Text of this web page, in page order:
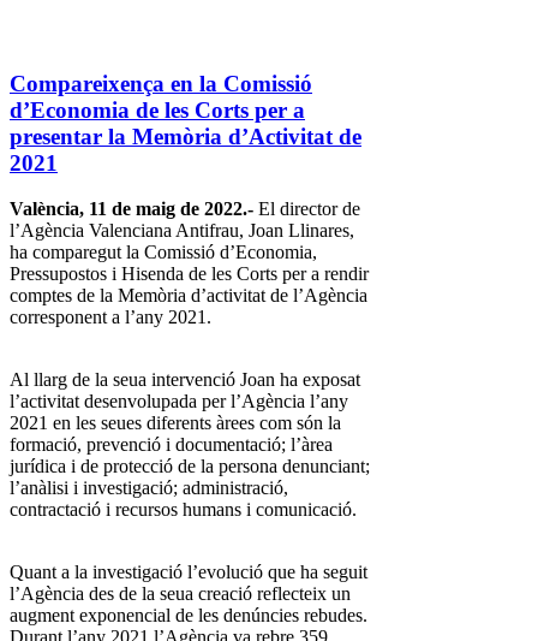
Compareixença en la Comissió
d’Economia de les Corts per a
presentar la Memòria d’Activitat de
2021
València, 11 de maig de 2022.- El director de
l’Agència Valenciana Antifrau, Joan Llinares,
ha comparegut la Comissió d’Economia,
Pressupostos i Hisenda de les Corts per a rendir
comptes de la Memòria d’activitat de l’Agència
corresponent a l’any 2021.
Al llarg de la seua intervenció Joan ha exposat
l’activitat desenvolupada per l’Agència l’any
2021 en les seues diferents àrees com són la
formació, prevenció i documentació; l’àrea
jurídica i de protecció de la persona denunciant;
l’anàlisi i investigació; administració,
contractació i recursos humans i comunicació.
Quant a la investigació l’evolució que ha seguit
l’Agència des de la seua creació reflecteix un
augment exponencial de les denúncies rebudes.